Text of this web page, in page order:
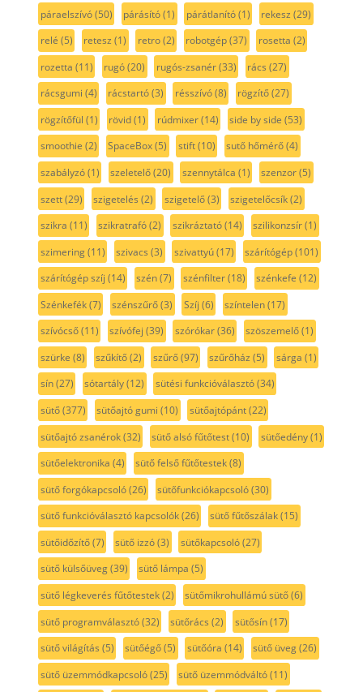
páraelszívó(50) párásító(1) párátlanító(1) rekesz (29)
relé (5) retesz (1) retro(2) robotgép(37) rosetta (2)
rozetta (11) rugó(20) rugós-zsanér(33) rács (27)
rácsgumi (4) rácstartó(3) résszívó(8) rögzítő(27)
rögzítőfül (1) rövid(1) rúdmixer(14) side by side (53)
smoothie (2) SpaceBox(5) stift(10) sutő hőmérő(4)
szabályzó(1) szeletelő(20) szennytálca (1) szenzor(5)
szett(29) szigetelés (2) szigetelő(3) szigetelőcsík(2)
szikra (11) szikratrafó(2) szikráztató(14) szilikonzsír(1)
szimering(11) szivacs (3) szivattyú(17) szárítógép(101)
szárítógép szíj (14) szén(7) szénfilter(18) szénkefe (12)
Szénkefék(7) szénszűrő(3) Szíj (6) színtelen(17)
szívócső(11) szívófej (39) szórókar(36) szöszemelő(1)
szürke (8) szűkítő(2) szűrő(97) szűrőház (5) sárga (1)
sín(27) sótartály(12) sütési funkcióválasztó(34)
sütő(377) sütőajtó gumi (10) sütőajtópánt(22)
sütőajtó zsanérok(32) sütő alsó fűtőtest(10) sütőedény(1)
sütőelektronika (4) sütő felső fűtőtestek(8)
sütő forgókapcsoló(26) sütőfunkciókapcsoló(30)
sütő funkcióválasztó kapcsolók(26) sütő fűtőszálak(15)
sütőidőzítő(7) sütő izzó(3) sütőkapcsoló(27)
sütő külsőüveg(39) sütő lámpa (5)
sütő légkeverés fűtőtestek(2) sütőmikrohullámú sütő(6)
sütő programválasztó(32) sütőrács (2) sütősín(17)
sütő világítás (5) sütőégő(5) sütőóra (14) sütő üveg(26)
sütő üzemmódkapcsoló(25) sütő üzemmódváltó(11)